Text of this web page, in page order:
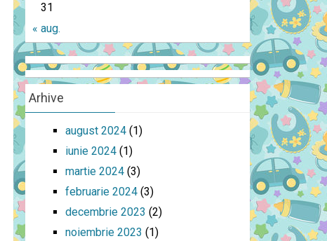
31
« aug.
Arhive
august 2024 (1)
iunie 2024 (1)
martie 2024 (3)
februarie 2024 (3)
decembrie 2023 (2)
noiembrie 2023 (1)